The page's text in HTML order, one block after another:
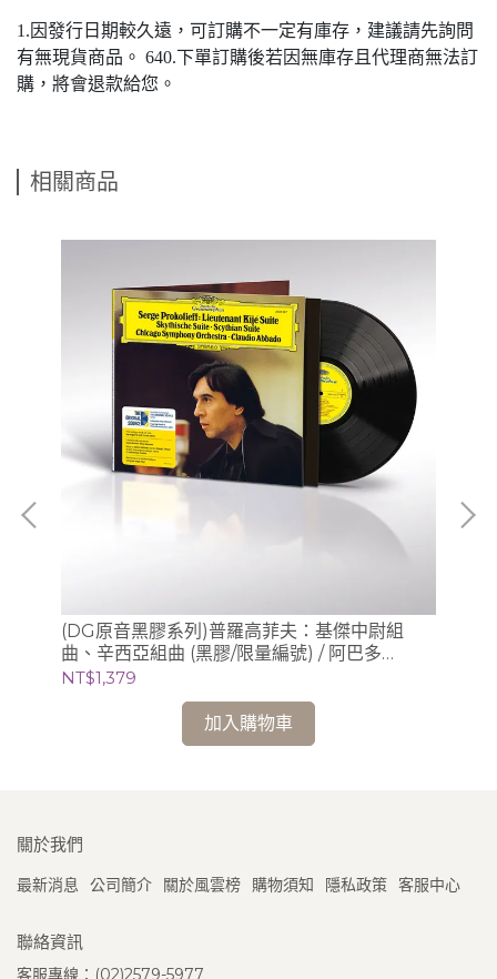
1.因發行日期較久遠，可訂購不一定有庫存，建議請先詢問
有無現貨商品。 640.下單訂購後若因無庫存且代理商無法訂
購，將會退款給您。
相關商品
(DG原音黑膠系列)普羅高菲夫：基傑中尉組
曲、辛西亞組曲 (黑膠/限量編號) / 阿巴多
Claudio Abbado (指揮) 芝加哥交響樂團
NT$1,379
加入購物車
關於我們
最新消息 公司簡介 關於風雲榜 購物須知 隱私政策 客服中心
聯絡資訊
客服專線：(02)2579-5977